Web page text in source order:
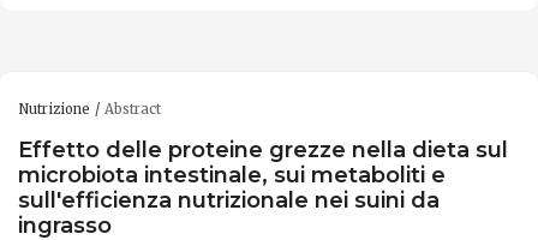
Nutrizione Abstract
Effetto delle proteine grezze nella dieta sul
microbiota intestinale, sui metaboliti e
sull'efficienza nutrizionale nei suini da
ingrasso